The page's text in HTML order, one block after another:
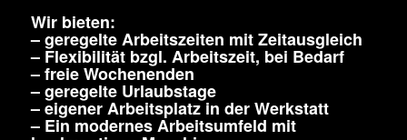
Wir bieten:
– geregelte Arbeitszeiten mit Zeitausgleich
– Flexibilität bzgl. Arbeitszeit, bei Bedarf
– freie Wochenenden
– geregelte Urlaubstage
– eigener Arbeitsplatz in der Werkstatt
– Ein modernes Arbeitsumfeld mit